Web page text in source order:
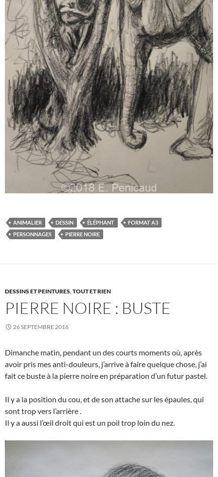
ANIMALIER DESSIN ÉLÉPHANT
FORMAT A3
PERSONNAGES
PIERRE NOIRE
DESSINS ET PEINTURES,TOUT ET RIEN
PIERRE NOIRE : BUSTE
26 SEPTEMBRE 2016
Dimanche matin, pendant un des courts moments où, après
avoir pris mes anti-douleurs, j’arrive à faire quelque chose, j’ai
fait ce buste à la pierre noire en préparation d’un futur pastel.
Il y a la position du cou, et de son attache sur les épaules, qui
sont trop vers l’arrière .
Il y a aussi l’œil droit qui est un poil trop loin du nez.